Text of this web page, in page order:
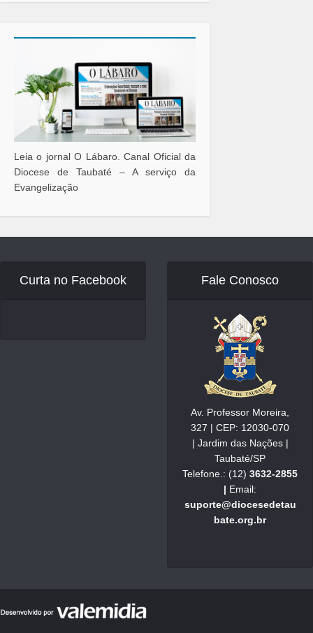
Leia o jornal O Lábaro. Canal Oficial da
Diocese de Taubaté – A serviço da
Evangelização
Curta no Facebook Fale Conosco
Av. Professor Moreira,
327 | CEP: 12030-070
| Jardim das Nações |
Taubaté/SP
Telefone.: (12) 3632-2855
| Email:
suporte@diocesedetau
bate.org.br